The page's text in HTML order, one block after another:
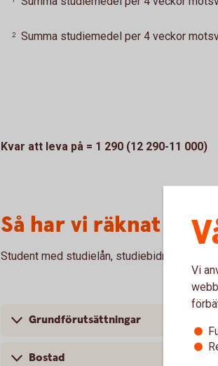
2 Summa studiemedel per 4 veckor
Kvar att leva på = 1 290 (12 290-11 000)
Så har vi räknat
Student med studielån, studiebidrag och
Grundförutsättningar
Bostad
Vi